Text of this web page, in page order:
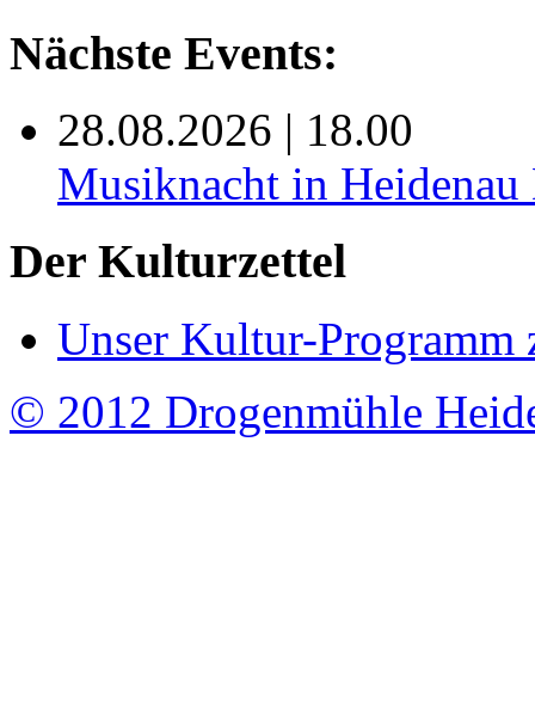
Nächste Events:
28.08.2026 | 18.00
Musiknacht in
Der Kulturzettel
Unser Kultur-Programm
© 2012 Drogenmühle